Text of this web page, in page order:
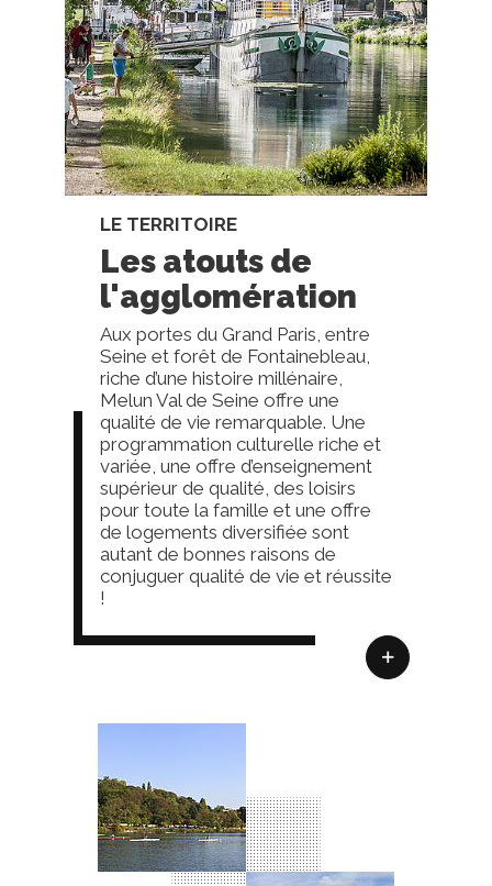
LE TERRITOIRE
Les atouts de
l'agglomération
Aux portes du Grand Paris, entre
Seine et forêt de Fontainebleau,
riche d’une histoire millénaire,
Melun Val de Seine offre une
qualité de vie remarquable. Une
programmation culturelle riche et
variée, une offre d’enseignement
supérieur de qualité, des loisirs
pour toute la famille et une offre
de logements diversifiée sont
autant de bonnes raisons de
conjuguer qualité de vie et réussite
!